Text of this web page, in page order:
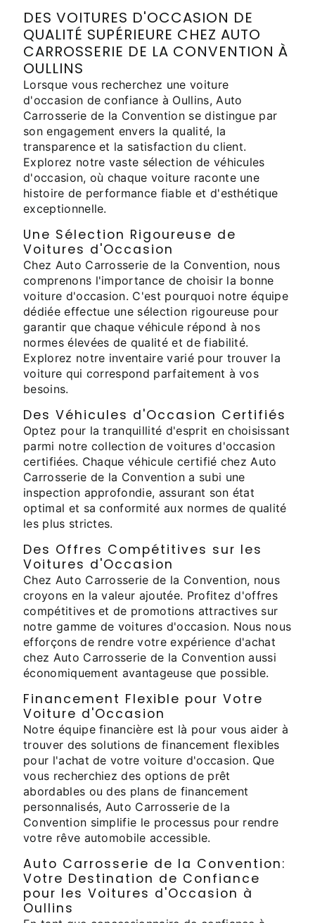
DES VOITURES D'OCCASION DE
QUALITÉ SUPÉRIEURE CHEZ AUTO
CARROSSERIE DE LA CONVENTION À
OULLINS
Lorsque vous recherchez une voiture
d'occasion de confiance à Oullins, Auto
Carrosserie de la Convention se distingue par
son engagement envers la qualité, la
transparence et la satisfaction du client.
Explorez notre vaste sélection de véhicules
d'occasion, où chaque voiture raconte une
histoire de performance fiable et d'esthétique
exceptionnelle.
Une Sélection Rigoureuse de
Voitures d'Occasion
Chez Auto Carrosserie de la Convention, nous
comprenons l'importance de choisir la bonne
voiture d'occasion. C'est pourquoi notre équipe
dédiée effectue une sélection rigoureuse pour
garantir que chaque véhicule répond à nos
normes élevées de qualité et de fiabilité.
Explorez notre inventaire varié pour trouver la
voiture qui correspond parfaitement à vos
besoins.
Des Véhicules d'Occasion Certifiés
Optez pour la tranquillité d'esprit en choisissant
parmi notre collection de voitures d'occasion
certifiées. Chaque véhicule certifié chez Auto
Carrosserie de la Convention a subi une
inspection approfondie, assurant son état
optimal et sa conformité aux normes de qualité
les plus strictes.
Des Offres Compétitives sur les
Voitures d'Occasion
Chez Auto Carrosserie de la Convention, nous
croyons en la valeur ajoutée. Profitez d'offres
compétitives et de promotions attractives sur
notre gamme de voitures d'occasion. Nous nous
efforçons de rendre votre expérience d'achat
chez Auto Carrosserie de la Convention aussi
économiquement avantageuse que possible.
Financement Flexible pour Votre
Voiture d'Occasion
Notre équipe financière est là pour vous aider à
trouver des solutions de financement flexibles
pour l'achat de votre voiture d'occasion. Que
vous recherchiez des options de prêt
abordables ou des plans de financement
personnalisés, Auto Carrosserie de la
Convention simplifie le processus pour rendre
votre rêve automobile accessible.
Auto Carrosserie de la Convention:
Votre Destination de Confiance
pour les Voitures d'Occasion à
Oullins